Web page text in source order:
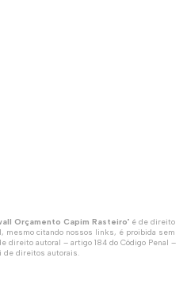
Orçamento Capim Rasteiro" é de direito
mesmo citando nossos links, é proibida sem
direito autoral – artigo 184 do Código Penal –
de direitos autorais.